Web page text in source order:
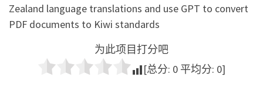
Zealand language translations and use GPT to convert
PDF documents to Kiwi standards
为此项目打分吧
[总分: 0 平均分: 0]